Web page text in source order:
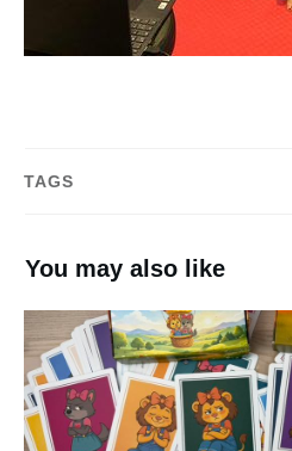
TAGS
You may also like